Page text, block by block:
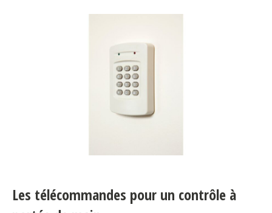
Les télécommandes pour un contrôle à